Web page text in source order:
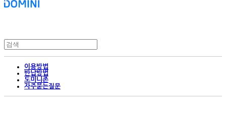
이용방법
반납방법
도미니존
자주묻는질문